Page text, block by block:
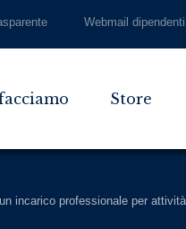
Webmail dipendenti
Store
incarico professionale per